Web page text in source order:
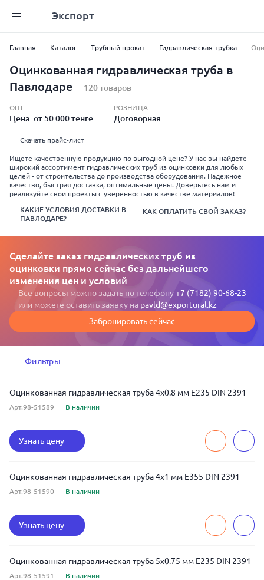
Экспорт
Главная Каталог Трубный прокат Гидравлическая трубка
Оцинкованная гидравлическая труба в
Павлодаре
120 товаров
ОПТ
Цена: от 50 000 тенге
РОЗНИЦА
Договорная
Скачать прайс-лист
Ищете качественную продукцию по выгодной цене? У нас вы найдете
широкий ассортимент гидравлических труб из оцинковки для любых
целей - от строительства до производства оборудования. Надежное
качество, быстрая доставка, оптимальные цены. Доверьтесь нам и
реализуйте свои проекты с уверенностью в качестве материалов!
КАКИЕ УСЛОВИЯ ДОСТАВКИ В
ПАВЛОДАРЕ?
КАК ОПЛАТИТЬ СВОЙ ЗАКАЗ?
Сделайте заказ гидравлических труб из
оцинковки прямо сейчас без дальнейшего
изменения цен и условий
Все вопросы можно задать по телефону+7 (7182) 90-68-23
или можете оставить заявку на pavld@exportural.kz
Забронировать сейчас
Фильтры
Оцинкованная гидравлическая труба 4x0.8 мм E235 DIN 2391
Арт.98-51589 В наличии
Узнать цену
Оцинкованная гидравлическая труба 4x1 мм E355 DIN 2391
Арт.98-51590 В наличии
Узнать цену
Оцинкованная гидравлическая труба 5x0.75 мм E235 DIN 2391
Арт.98-51591 В наличии